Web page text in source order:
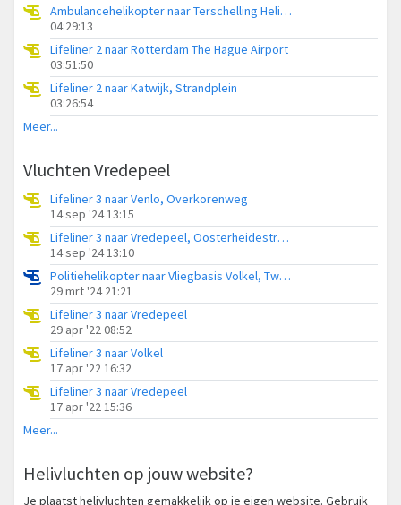
Ambulancehelikopter naar Terschelling Heliport
04:29:13
Lifeliner 2 naar Rotterdam The Hague Airport
03:51:50
Lifeliner 2 naar Katwijk, Strandplein
03:26:54
Meer...
Vluchten Vredepeel
Lifeliner 3 naar Venlo, Overkorenweg
14 sep '24 13:15
Lifeliner 3 naar Vredepeel, Oosterheidestraat
14 sep '24 13:10
Politiehelikopter naar Vliegbasis Volkel, Twistweg
29 mrt '24 21:21
Lifeliner 3 naar Vredepeel
29 apr '22 08:52
Lifeliner 3 naar Volkel
17 apr '22 16:32
Lifeliner 3 naar Vredepeel
17 apr '22 15:36
Meer...
Helivluchten op jouw website?
Je plaatst helivluchten gemakkelijk op je eigen website. Gebruik